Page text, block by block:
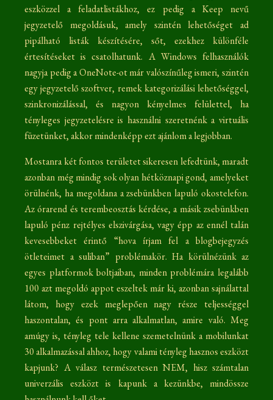
eszközzel a feladatlistákhoz, ez pedig a Keep nevű
jegyzetelő megoldásuk, amely szintén lehetőséget ad
pipálható listák készítésére, sőt, ezekhez különféle
értesítéseket is csatolhatunk. A Windows felhasználók
nagyja pedig a OneNote-ot már valószínűleg ismeri, szintén
egy jegyzetelő szoftver, remek kategorizálási lehetőséggel,
szinkronizálással, és nagyon kényelmes felülettel, ha
tényleges jegyzetelésre is használni szeretnénk a virtuális
füzetünket, akkor mindenképp ezt ajánlom a legjobban.
Mostanra két fontos területet sikeresen lefedtünk, maradt
azonban még mindig sok olyan hétköznapi gond, amelyeket
örülnénk, ha megoldana a zsebünkben lapuló okostelefon.
Az órarend és terembeosztás kérdése, a másik zsebünkben
lapuló pénz rejtélyes elszivárgása, vagy épp az ennél talán
kevesebbeket érintő “hova írjam fel a blogbejegyzés
ötleteimet a suliban” problémakör. Ha körülnézünk az
egyes platformok boltjaiban, minden problémára legalább
100 azt megoldó appot eszeltek már ki, azonban sajnálattal
látom, hogy ezek meglepően nagy része teljességgel
haszontalan, és pont arra alkalmatlan, amire való. Meg
amúgy is, tényleg tele kellene szemetelnünk a mobilunkat
30 alkalmazással ahhoz, hogy valami tényleg hasznos eszközt
kapjunk? A válasz természetesen NEM, hisz számtalan
univerzális eszközt is kapunk a kezünkbe, mindössze